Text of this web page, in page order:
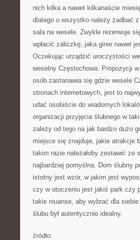
nich kilka a nawet kilkanaście
dlatego o wszystko należy zadbać
sala na wesele. Zwykle rezerwuje
wpłacić zaliczkę, jaka ginie nawet
Oczekując urządzić uroczystości
weselny Częstochowa. Propozycji
osób zastanawia się gdzie wesele
stronach internetowych, jest to
udać osobiście do wiadomych
organizacji przyjęcia ślubnego w
zależy od tego na jak bardzo dużo
miejsce się znajduje, jakie atrakcje
takim razie należałoby zestawić ze
najbardziej pomyślna. Dom ślubny
istotny jest wzór, w jakim jest
czy w otoczeniu jest jakiś park czy
takie niuanse, aby wybrać dla
ślubu był autentycznie idealny.
źródło: